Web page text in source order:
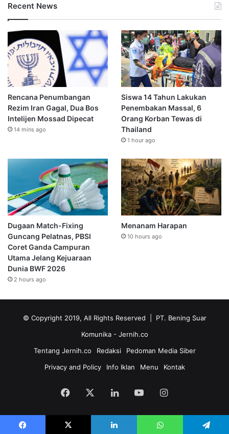
Recent News
Rencana Penumbangan
Rezim Iran Gagal, Dua Bos
Intelijen Mossad Dipecat
14 mins ago
Siswa 14 Tahun Lakukan
Penembakan Massal, 6
Orang Korban Tewas di
Thailand
1 hour ago
Dugaan Match-Fixing
Guncang Pelatnas, PBSI
Coret Ganda Campuran
Utama Jelang Kejuaraan
Dunia BWF 2026
2 hours ago
Menanam Harapan
10 hours ago
© Copyright 2019, All Rights Reserved | PT. Bening Suar
Komunika - Jernih.co
Tentang Jernih.co
Redaksi
Pedoman Media Siber
Privacy and Policy
Info Iklan Menu Kontak
Facebook LinkedInYouTubeInstagram